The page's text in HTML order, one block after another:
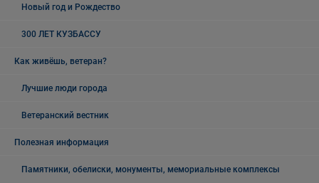
Новый год и Рождество
300 ЛЕТ КУЗБАССУ
Как живёшь, ветеран?
Лучшие люди города
Ветеранский вестник
Полезная информация
Памятники, обелиски, монументы, мемориальные комплексы